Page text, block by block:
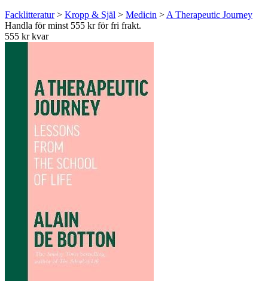
Facklitteratur> Kropp & Själ > Medicin > A Therapeutic Journey
Handla för minst 555 kr för fri frakt.
555 kr kvar